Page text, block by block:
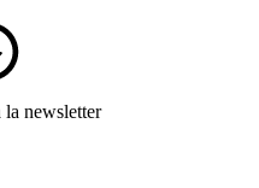
la newsletter